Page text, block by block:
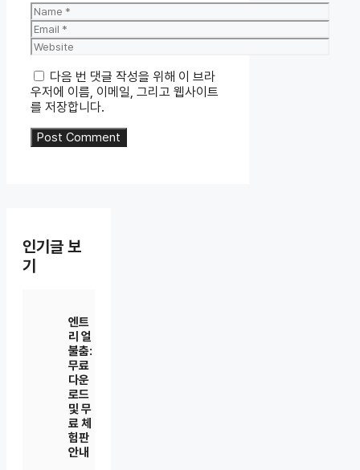
Name
Email
Website
다음 번 댓글 작성을 위해 이 브라
우저에 이름, 이메일, 그리고 웹사이트
를 저장합니다.
인기글 보
기
엔트
리 얼
불춤:
무료
다운
로드
및 무
료 체
험판
안내